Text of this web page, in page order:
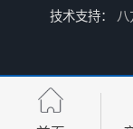
潍坊旧地磅出售
技术支持： 八